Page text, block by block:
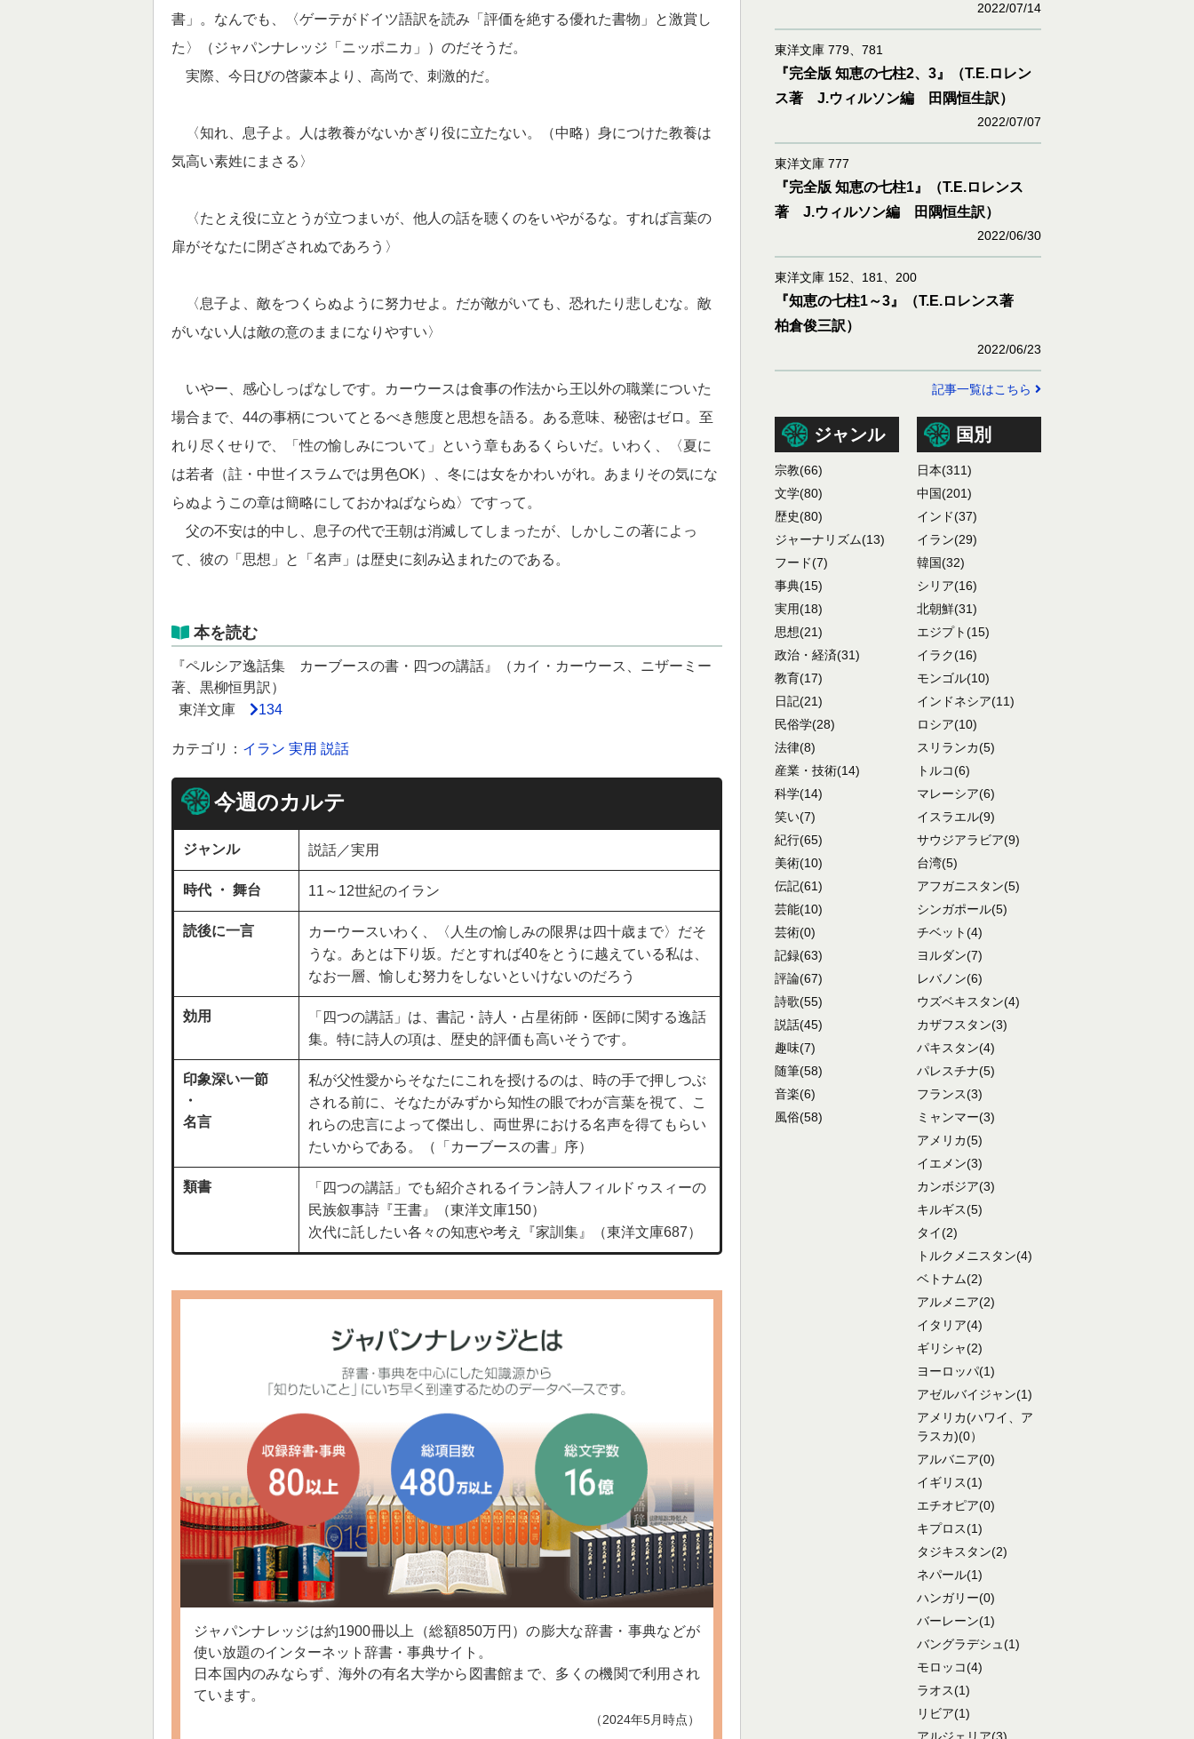
書」。なんでも、〈ゲーテがドイツ語訳を読み「評価を絶する優れた書物」と激賞し
た〉（ジャパンナレッジ「ニッポニカ」）のだそうだ。
実際、今日びの啓蒙本より、高尚で、刺激的だ。
〈知れ、息子よ。人は教養がないかぎり役に立たない。（中略）身につけた教養は
気高い素姓にまさる〉
〈たとえ役に立とうが立つまいが、他人の話を聴くのをいやがるな。すれば言葉の
扉がそなたに閉ざされぬであろう〉
〈息子よ、敵をつくらぬように努力せよ。だが敵がいても、恐れたり悲しむな。敵
がいない人は敵の意のままになりやすい〉
いやー、感心しっぱなしです。カーウースは食事の作法から王以外の職業についた
場合まで、44の事柄についてとるべき態度と思想を語る。ある意味、秘密はゼロ。至
れり尽くせりで、「性の愉しみについて」という章もあるくらいだ。いわく、〈夏に
は若者（註・中世イスラムでは男色OK）、冬には女をかわいがれ。あまりその気にな
らぬようこの章は簡略にしておかねばならぬ〉ですって。
父の不安は的中し、息子の代で王朝は消滅してしまったが、しかしこの著によっ
て、彼の「思想」と「名声」は歴史に刻み込まれたのである。
本を読む
『ペルシア逸話集 カーブースの書・四つの講話』（カイ・カーウース、ニザーミー
著、黒柳恒男訳）
東洋文庫
134
カテゴリ： イラン 実用 説話
今週のカルテ
ジャンル 説話／実用
時代 ・ 舞台 11～12世紀のイラン
読後に一言
カーウースいわく、〈人生の愉しみの限界は四十歳まで〉だそ
うな。あとは下り坂。だとすれば40をとうに越えている私は、
なお一層、愉しむ努力をしないといけないのだろう
効用
「四つの講話」は、書記・詩人・占星術師・医師に関する逸話
集。特に詩人の項は、歴史的評価も高いそうです。
印象深い一節
・
名言
私が父性愛からそなたにこれを授けるのは、時の手で押しつぶ
される前に、そなたがみずから知性の眼でわが言葉を視て、こ
れらの忠言によって傑出し、両世界における名声を得てもらい
たいからである。（「カーブースの書」序）
類書
「四つの講話」でも紹介されるイラン詩人フィルドゥスィーの
民族叙事詩『王書』（東洋文庫150）
次代に託したい各々の知恵や考え『家訓集』（東洋文庫687）
ジャパンナレッジは約1900冊以上（総額850万円）の膨大な辞書・事典などが
使い放題のインターネット辞書・事典サイト。
日本国内のみならず、海外の有名大学から図書館まで、多くの機関で利用され
ています。
（2024年5月時点）
2022/07/14
東洋文庫 779、781
『完全版 知恵の七柱2、3』（T.E.ロレン
ス著 J.ウィルソン編 田隅恒生訳）
2022/07/07
東洋文庫 777
『完全版 知恵の七柱1』（T.E.ロレンス
著 J.ウィルソン編 田隅恒生訳）
2022/06/30
東洋文庫 152、181、200
『知恵の七柱1～3』（T.E.ロレンス著
柏倉俊三訳）
2022/06/23
記事一覧はこちら
ジャンル
宗教(66)
文学(80)
歴史(80)
ジャーナリズム(13)
フード(7)
事典(15)
実用(18)
思想(21)
政治・経済(31)
教育(17)
日記(21)
民俗学(28)
法律(8)
産業・技術(14)
科学(14)
笑い(7)
紀行(65)
美術(10)
伝記(61)
芸能(10)
芸術(0)
記録(63)
評論(67)
詩歌(55)
説話(45)
趣味(7)
随筆(58)
音楽(6)
風俗(58)
国別
日本(311)
中国(201)
インド(37)
イラン(29)
韓国(32)
シリア(16)
北朝鮮(31)
エジプト(15)
イラク(16)
モンゴル(10)
インドネシア(11)
ロシア(10)
スリランカ(5)
トルコ(6)
マレーシア(6)
イスラエル(9)
サウジアラビア(9)
台湾(5)
アフガニスタン(5)
シンガポール(5)
チベット(4)
ヨルダン(7)
レバノン(6)
ウズベキスタン(4)
カザフスタン(3)
パキスタン(4)
パレスチナ(5)
フランス(3)
ミャンマー(3)
アメリカ(5)
イエメン(3)
カンボジア(3)
キルギス(5)
タイ(2)
トルクメニスタン(4)
ベトナム(2)
アルメニア(2)
イタリア(4)
ギリシャ(2)
ヨーロッパ(1)
アゼルバイジャン(1)
アメリカ(ハワイ、ア
ラスカ)(0）
アルバニア(0)
イギリス(1)
エチオピア(0)
キプロス(1)
タジキスタン(2)
ネパール(1)
ハンガリー(0)
バーレーン(1)
バングラデシュ (1)
モロッコ(4)
ラオス(1)
リビア(1)